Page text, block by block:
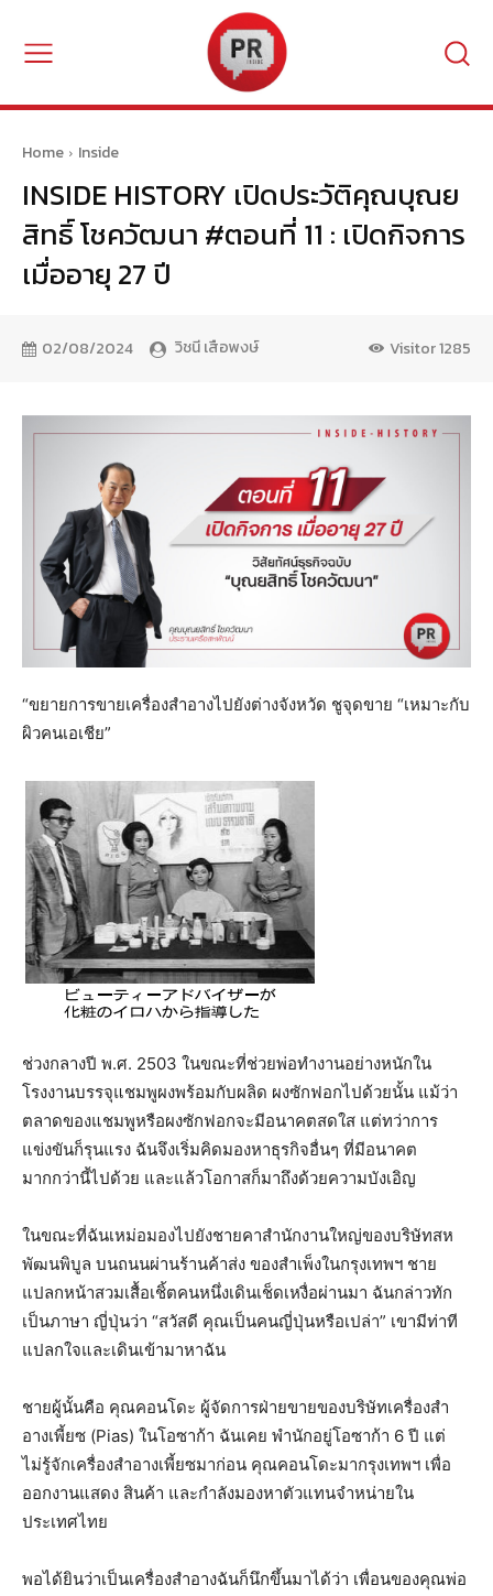
Home Inside
INSIDE HISTORY เปิดประวัติคุณบุณย
สิทธิ์ โชควัฒนา #ตอนที่ 11 : เปิดกิจการ
เมื่ออายุ 27 ปี
02/08/2024 วิชนี เสือพงษ์ Visitor1285
“ขยายการขายเครื่องสําอางไปยังต่างจังหวัด ชูจุดขาย “เหมาะกับ
ผิวคนเอเชีย”
ช่วงกลางปี พ.ศ. 2503 ในขณะที่ช่วยพ่อทำงานอย่างหนักใน
โรงงานบรรจุแชมพูผงพร้อมกับผลิด ผงซักฟอกไปด้วยนั้น แม้ว่า
ตลาดของแชมพูหรือผงซักฟอกจะมีอนาคตสดใส แต่ทว่าการ
แข่งขันก็รุนแรง ฉันจึงเริ่มคิดมองหาธุรกิจอื่นๆ ที่มีอนาคต
มากกว่านี้ไปด้วย และแล้วโอกาสก็มาถึงด้วยความบังเอิญ
ในขณะที่ฉันเหม่อมองไปยังชายคาสำนักงานใหญ่ของบริษัทสห
พัฒนพิบูล บนถนนผ่านร้านค้าส่ง ของสำเพ็งในกรุงเทพฯ ชาย
แปลกหน้าสวมเสื้อเชิ้ตคนหนึ่งเดินเช็ดเหงื่อผ่านมา ฉันกล่าวทัก
เป็นภาษา ญี่ปุ่นว่า “สวัสดี คุณเป็นคนญี่ปุ่นหรือเปล่า” เขามีท่าที
แปลกใจและเดินเข้ามาหาฉัน
ชายผู้นั้นคือ คุณคอนโดะ ผู้จัดการฝ่ายขายของบริษัทเครื่องสํา
อางเพี้ยซ (Pias) ในโอซาก้า ฉันเคย พำนักอยู่โอซาก้า 6 ปี แต่
ไม่รู้จักเครื่องสำอางเพี้ยซมาก่อน คุณคอนโดะมากรุงเทพฯ เพื่อ
ออกงานแสดง สินค้า และกำลังมองหาตัวแทนจําหน่ายใน
ประเทศไทย
พอได้ยินว่าเป็นเครื่องสำอางฉันก็นึกขึ้นมาได้ว่า เพื่อนของคุณพ่อ